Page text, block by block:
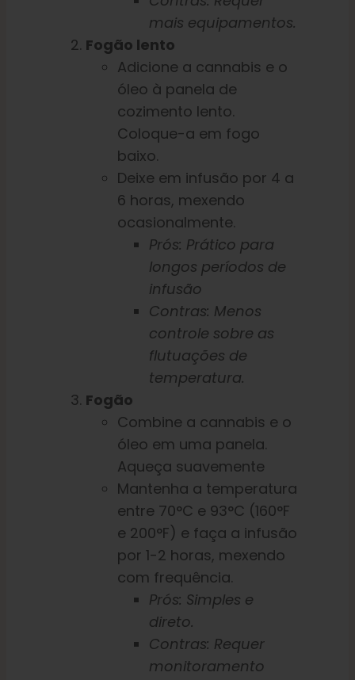
mais equipamentos.
Fogão lento
Adicione a cannabis e o
óleo à panela de
cozimento lento.
Coloque-a em fogo
baixo.
Deixe em infusão por 4 a
6 horas, mexendo
ocasionalmente.
Prós: Prático para
longos períodos de
infusão
Contras: Menos
controle sobre as
flutuações de
temperatura.
Fogão
Combine a cannabis e o
óleo em uma panela.
Aqueça suavemente
Mantenha a temperatura
entre 70°C e 93°C (160°F
e 200°F) e faça a infusão
por 1-2 horas, mexendo
com frequência.
Prós: Simples e
direto.
Contras: Requer
monitoramento